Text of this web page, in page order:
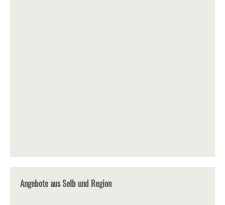
Angebote aus Selb und Region